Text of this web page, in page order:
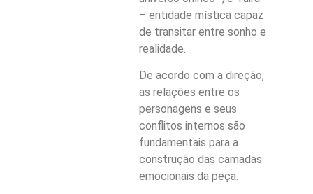
– entidade mística capaz
de transitar entre sonho e
realidade.
De acordo com a direção,
as relações entre os
personagens e seus
conflitos internos são
fundamentais para a
construção das camadas
emocionais da peça.